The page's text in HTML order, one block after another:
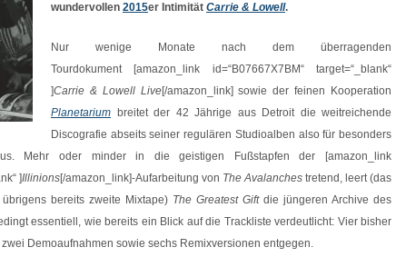
wundervollen 2015er Intimität Carrie & Lowell.
Nur wenige Monate nach dem überragenden
Tourdokument [amazon_link id=“B07667X7BM“ target=“_blank“
]Carrie & Lowell Live[/amazon_link] sowie der feinen Kooperation
Planetarium breitet der 42 Jährige aus Detroit die weitreichende
Discografie abseits seiner regulären Studioalben also für besonders
Mehr oder minder in die geistigen Fußstapfen der [amazon_link
]Illinions[/amazon_link]-Aufarbeitung von The Avalanches tretend, leert (das
übrigens bereits zweite Mixtape) The Greatest Giftdie jüngeren Archive des
essentiell, wie bereits ein Blick auf die Trackliste verdeutlicht: Vier bisher
Demoaufnahmen sowie sechs Remixversionen entgegen.